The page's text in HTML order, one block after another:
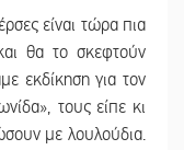
είναι τώρα πια
θα το σκεφτούν
εκδίκηση για τον
τους είπε κι
με λουλούδια.